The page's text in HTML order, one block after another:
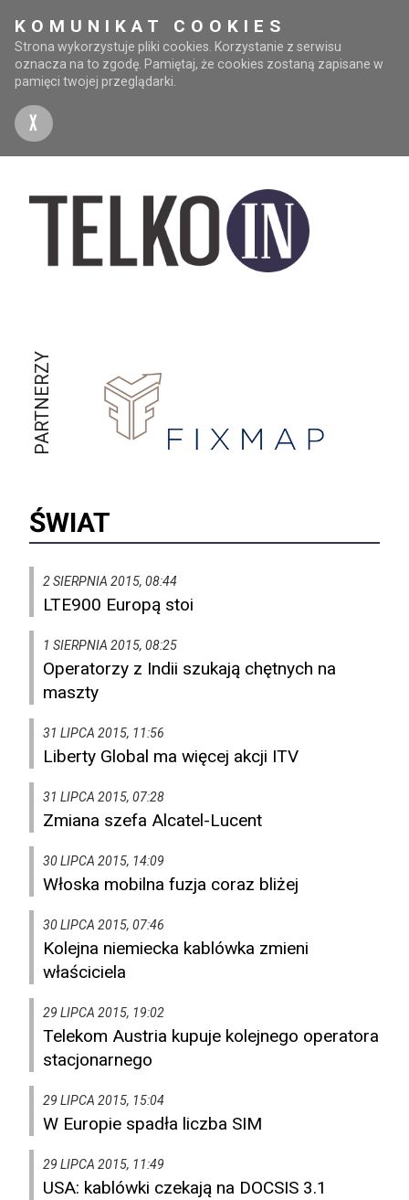
KOMUNIKAT COOKIES
Strona wykorzystuje pliki cookies. Korzystanie z serwisu
oznacza na to zgodę. Pamiętaj, że cookies zostaną zapisane w
pamięci twojej przeglądarki.
X
PARTNERZY
ŚWIAT
2 SIERPNIA 2015, 08:44
LTE900 Europą stoi
1 SIERPNIA 2015, 08:25
Operatorzy z Indii szukają chętnych na
maszty
31 LIPCA 2015, 11:56
Liberty Global ma więcej akcji ITV
31 LIPCA 2015, 07:28
Zmiana szefa Alcatel-Lucent
30 LIPCA 2015, 14:09
Włoska mobilna fuzja coraz bliżej
30 LIPCA 2015, 07:46
Kolejna niemiecka kablówka zmieni
właściciela
29 LIPCA 2015, 19:02
Telekom Austria kupuje kolejnego operatora
stacjonarnego
29 LIPCA 2015, 15:04
W Europie spadła liczba SIM
29 LIPCA 2015, 11:49
USA: kablówki czekają na DOCSIS 3.1